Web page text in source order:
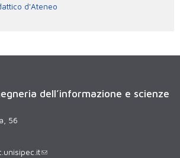
d'Ateneo
dell’informazione e scienze
56